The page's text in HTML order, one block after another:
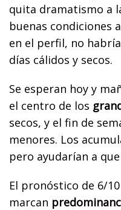
quita dramatismo a
buenas condiciones
en el perfil, no
días cálidos y secos.
Se esperan hoy y
el centro de los
secos, y el fin de
menores. Los
pero ayudarían a
El pronóstico de 6/
marcan